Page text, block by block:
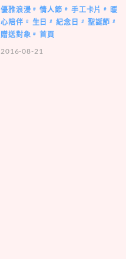
優雅浪漫 # 情人節 # 手工卡片 #
暖
心陪伴 # 生日 # 紀念日 # 聖誕節 #
贈送對象 #
首頁
2016-08-21